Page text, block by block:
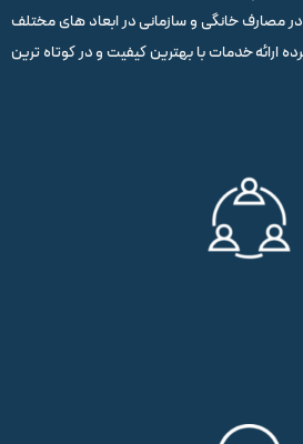
مصارف خانگی و سازمانی در ابعاد های مختلف
ارائه خدمات با بهترین کیفیت و در کوتاه ترین